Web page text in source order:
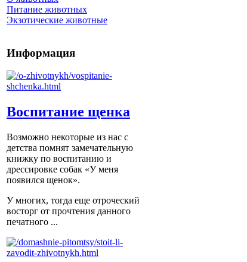
Питание животных
Экзотические животные
Информация
Воспитание щенка
Возможно некоторые из нас с
детства помнят замечательную
книжку по воспитанию и
дрессировке собак «У меня
появился щенок».
У многих, тогда еще отроческий
восторг от прочтения данного
печатного ...